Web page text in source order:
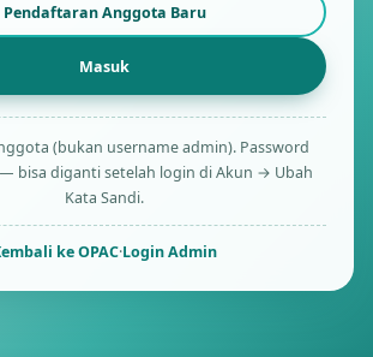
Pendaftaran Anggota Baru
(bukan username admin). Password
bisa diganti setelah login di Akun → Ubah
Kata Sandi.
ke OPAC·Login Admin